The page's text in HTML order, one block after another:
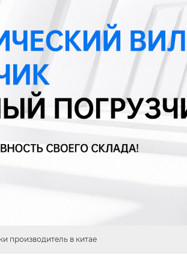
производитель в китае